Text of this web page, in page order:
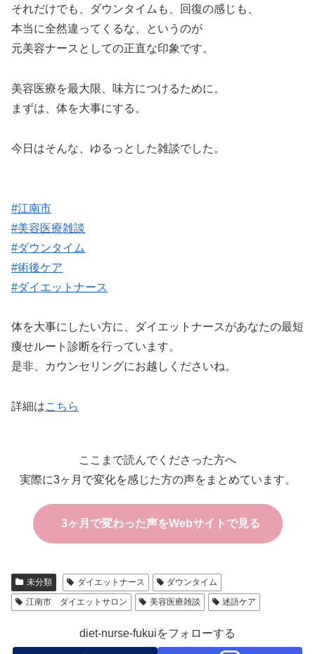
それだけでも、ダウンタイムも、回復の感じも、
本当に全然違ってくるな、というのが
元美容ナースとしての正直な印象です。
美容医療を最大限、味方につけるために。
まずは、体を大事にする。
今日はそんな、ゆるっとした雑談でした。
#江南市
#美容医療雑談
#ダウンタイム
#術後ケア
#ダイエットナース
体を大事にしたい方に、ダイエットナースがあなたの最短
痩せルート診断を行っています。
是非、カウンセリングにお越しくださいね。
詳細はこちら
ここまで読んでくださった方へ
実際に3ヶ月で変化を感じた方の声をまとめています。
3ヶ月で変わった声をWebサイトで見る
未分類 ダイエットナース
ダウンタイム
江南市 ダイエットサロン
美容医療雑談 述語ケア
diet-nurse-fukuiをフォローする